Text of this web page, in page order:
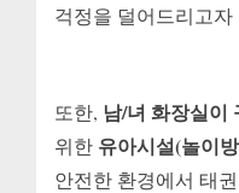
걱정을 덜어드리고
또한, 남/녀 화장실이
위한 유아시설(놀이
안전한 환경에서 태